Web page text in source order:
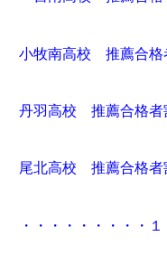
小牧南高校 推薦合格
丹羽高校 推薦合格
尾北高校 推薦合格
・・・・・・・・・